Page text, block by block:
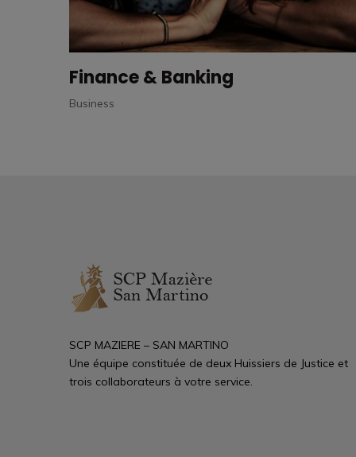
Fire Accident
Criminal
SCP MAZIERE – SAN MARTINO
Une équipe constituée de deux Huissiers de Justice et
trois collaborateurs à votre service.